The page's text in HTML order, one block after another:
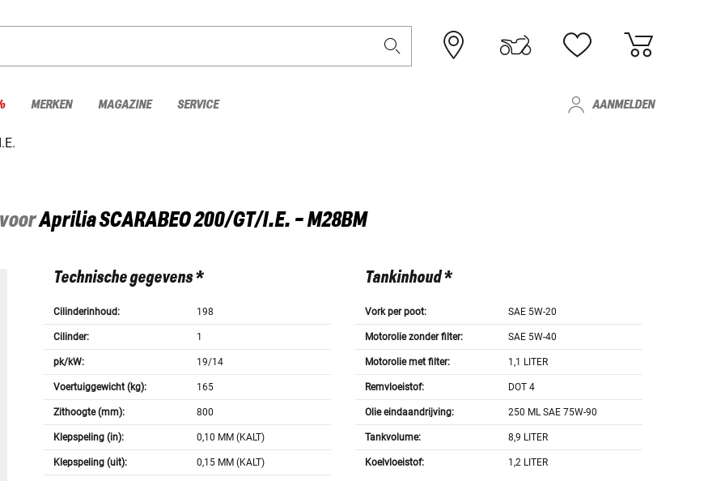
MERKEN MAGAZINE SERVICE AANMELDEN
ApriliaSCARABEO 200/GT/I.E. - M28BM
Technische gegevens *
Cilinderinhoud: 198
Cilinder: 1
pk/kW: 19/14
Voertuiggewicht (kg): 165
Zithoogte (mm): 800
Klepspeling (in): 0,10 MM (KALT)
Klepspeling (uit): 0,15 MM (KALT)
Tankinhoud *
Vork per poot: SAE 5W-20
Motorolie zonder filter: SAE 5W-40
Motorolie met filter: 1,1 LITER
Remvloeistof: DOT 4
Olie eindaandrijving: 250 ML SAE 75W-90
Tankvolume: 8,9 LITER
Koelvloeistof: 1,2 LITER